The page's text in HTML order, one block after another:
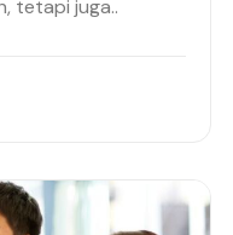
tetapi juga..